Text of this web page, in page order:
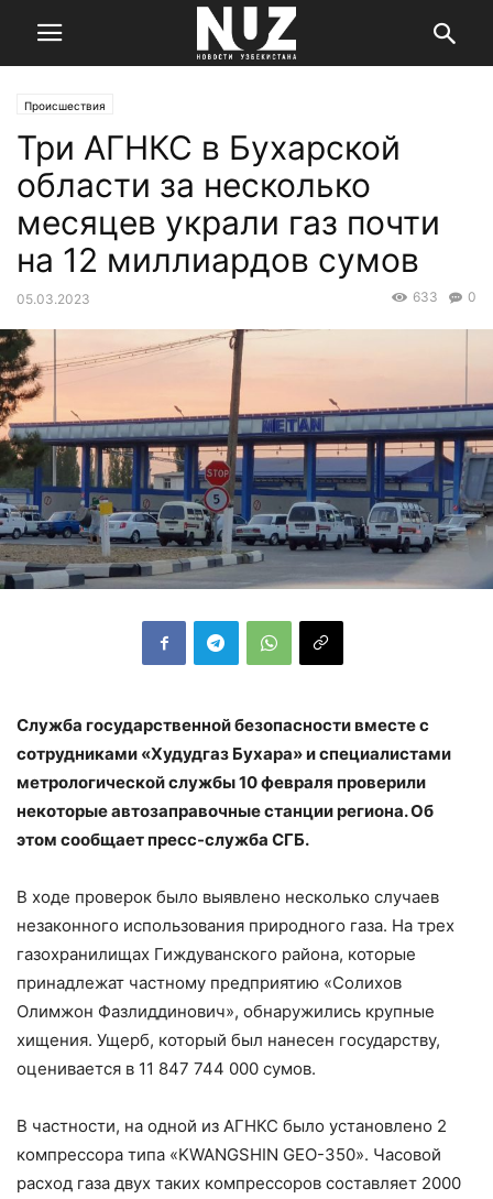
Происшествия
Три АГНКС в Бухарской
области за несколько
месяцев украли газ почти
на 12 миллиардов сумов
05.03.2023 0
633
Служба государственной безопасности вместе с
сотрудниками «Худудгаз Бухара» и специалистами
метрологической службы 10 февраля проверили
некоторые автозаправочные станции региона. Об
этом сообщает пресс-служба СГБ.
В ходе проверок было выявлено несколько случаев
незаконного использования природного газа. На трех
газохранилищах Гиждуванского района, которые
принадлежат частному предприятию «Солихов
Олимжон Фазлиддинович», обнаружились крупные
хищения. Ущерб, который был нанесен государству,
оценивается в 11 847 744 000 сумов.
В частности, на одной из АГНКС было установлено 2
компрессора типа «KWANGSHIN GEO-350». Часовой
расход газа двух таких компрессоров составляет 2000